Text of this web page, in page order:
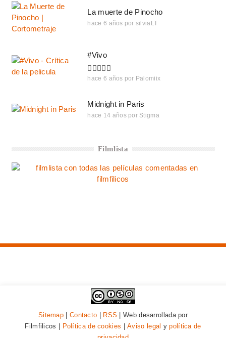
La muerte de Pinocho
hace 6 años por silviaLT
#Vivo
hace 6 años por Palomiix
Midnight in Paris
hace 14 años por Stigma
Filmlista
Sitemap Contacto RSS | Web desarrollada por
Filmfilicos |
Política de cookies |Aviso legal ypolítica de